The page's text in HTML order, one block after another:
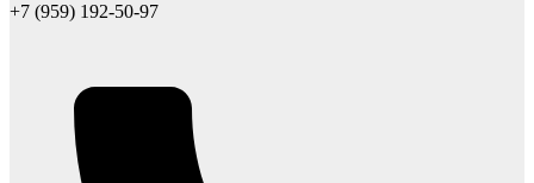
+7 (959) 192-50-97